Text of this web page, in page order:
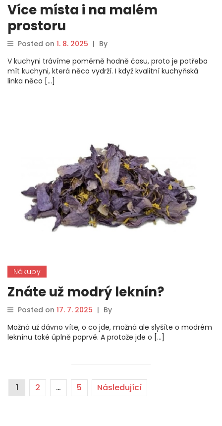
Více místa i na malém
prostoru
Posted on 1. 8. 2025 | By
V kuchyni trávíme poměrně hodně času, proto je potřeba
mít kuchyni, která něco vydrží. I když kvalitní kuchyňská
linka něco […]
Nákupy
Znáte už modrý leknín?
Posted on 17. 7. 2025 | By
Možná už dávno víte, o co jde, možná ale slyšíte o modrém
leknínu také úplně poprvé. A protože jde o […]
1 2 … 5 Následující